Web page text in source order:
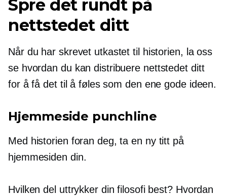
Spre det rundt på
nettstedet ditt
Når du har skrevet utkastet til historien, la oss
se hvordan du kan distribuere nettstedet ditt
for å få det til å føles som den ene gode ideen.
Hjemmeside punchline
Med historien foran deg, ta en ny titt på
hjemmesiden din.
Hvilken del uttrykker din filosofi best? Hvordan